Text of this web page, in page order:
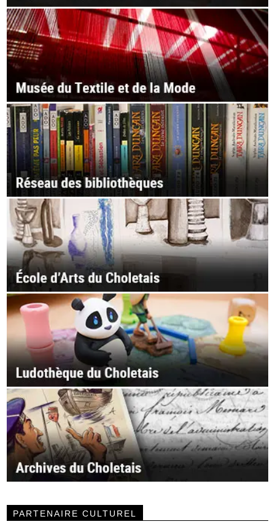
PARTENAIRE CULTUREL